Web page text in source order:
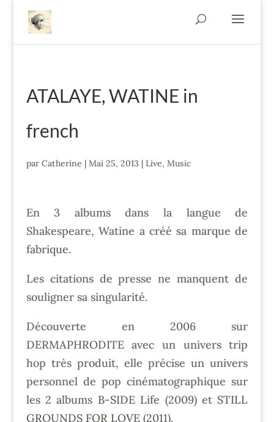
ATALAYE, WATINE in
french
par Catherine | Mai 25, 2013 | Live, Music
En 3 albums dans la langue de
Shakespeare, Watine a créé sa marque de
fabrique.
Les citations de presse ne manquent de
souligner sa singularité.
Découverte en 2006 sur
DERMAPHRODITE avec un univers trip
hop très produit, elle précise un univers
personnel de pop cinématographique sur
les 2 albums B-SIDE Life (2009) et STILL
GROUNDS FOR LOVE(2011).